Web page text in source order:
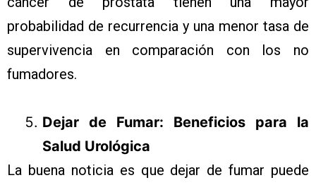
probabilidad de recurrencia y una menor tasa de
supervivencia en comparación con los no
fumadores.
Dejar de Fumar: Beneficios para la
Salud Urológica
La buena noticia es que dejar de fumar puede